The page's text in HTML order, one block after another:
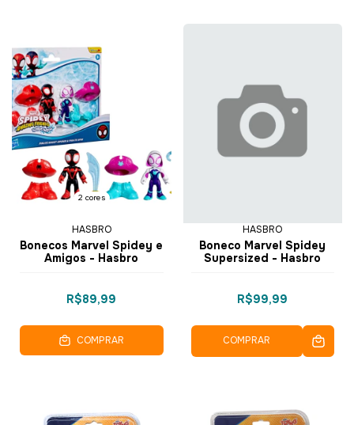
2 cores
HASBRO
Bonecos Marvel Spidey e
Amigos - Hasbro
R$89,99
COMPRAR
HASBRO
Boneco Marvel Spidey
Supersized - Hasbro
R$99,99
COMPRAR